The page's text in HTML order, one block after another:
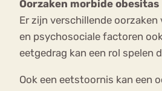
Oorzaken morbide obesitas
Er zijn verschillende
en psychosociale factoren
eetgedrag kan een rol spelen
Ook een eetstoornis kan een